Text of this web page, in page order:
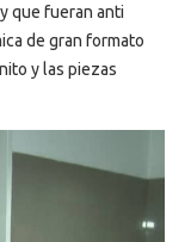
que fueran anti
de gran formato
y las piezas